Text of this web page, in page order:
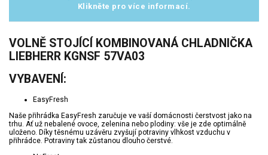
Klikněte pro více informací.
VOLNĚ STOJÍCÍ KOMBINOVANÁ CHLADNIČKA
LIEBHERR KGNSF 57VA03
VYBAVENÍ:
EasyFresh
Naše přihrádka EasyFresh zaručuje ve vaší domácnosti čerstvost jako na
trhu. Ať už nebalené ovoce, zelenina nebo plodiny: vše je zde optimálně
uloženo. Díky těsnému uzávěru zvyšují potraviny vlhkost vzduchu v
přihrádce. Potraviny tak zůstanou dlouho čerstvé.